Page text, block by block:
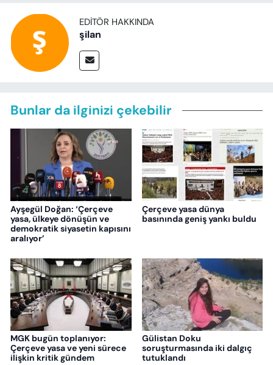
EDITÖR HAKKINDA
şilan
Bunlar da ilginizi çekebilir
Ayşegül Doğan: ‘Çerçeve
yasa, ülkeye dönüşün ve
demokratik siyasetin kapısını
aralıyor’
Çerçeve yasa dünya
basınında geniş yankı buldu
MGK bugün toplanıyor:
Çerçeve yasa ve yeni sürece
ilişkin kritik gündem
Gülistan Doku
soruşturmasında iki dalgıç
tutuklandı